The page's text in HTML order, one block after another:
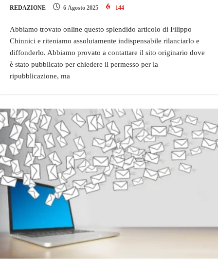
REDAZIONE 6 Agosto 2025 144
Abbiamo trovato online questo splendido articolo di Filippo
Chinnici e riteniamo assolutamente indispensabile rilanciarlo e
diffonderlo. Abbiamo provato a contattare il sito originario dove
è stato pubblicato per chiedere il permesso per la
ripubblicazione, ma